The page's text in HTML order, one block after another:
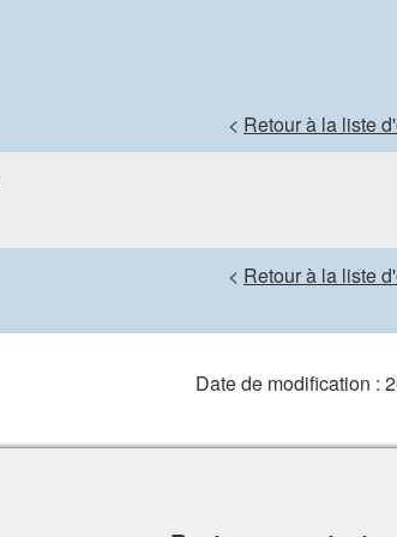
< Retour à la liste
< Retour à la liste
Date de modification :